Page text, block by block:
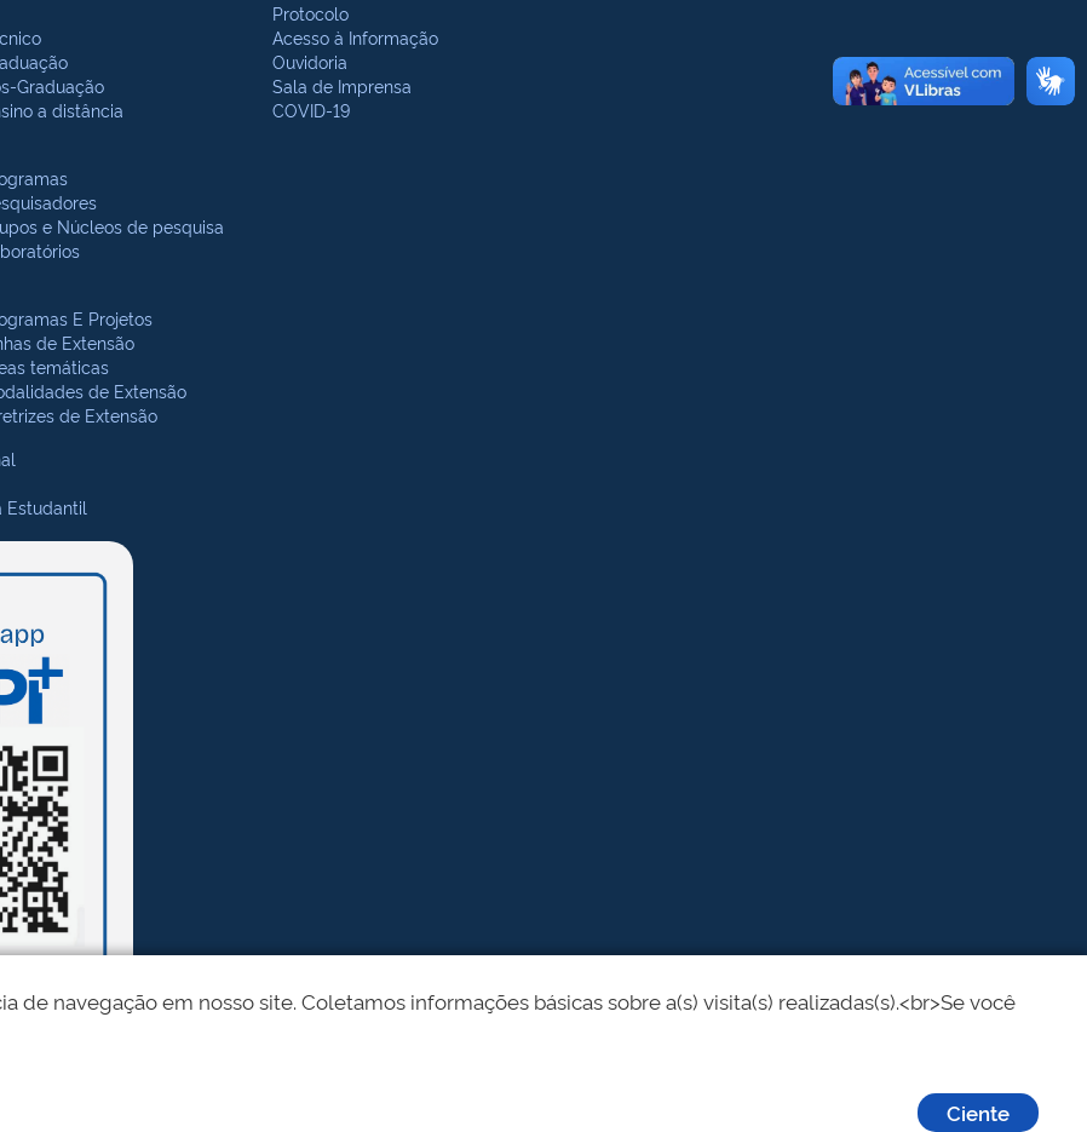
Graduação
a distância
e Núcleos de pesquisa
E Projetos
de Extensão
temáticas
de Extensão
de Extensão
Estudantil
Protocolo
Acesso à Informação
Ouvidoria
Sala de Imprensa
COVID-19
de navegação em nosso site. Coletamos informações básicas sobre a(s) visita(s) realizadas(s).<br>Se você
Ciente